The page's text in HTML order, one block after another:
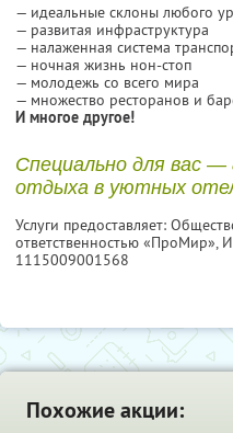
— идеальные склоны любого
— развитая инфраструктура
— налаженная система
— ночная жизнь нон-стоп
— молодежь со всего мира
— множество ресторанов и
И многое другое!
Специально для вас —
отдыха в уютных
Услуги предоставляет:
ответственностью «ПроМир»,
1115009001568
Похожие акции: